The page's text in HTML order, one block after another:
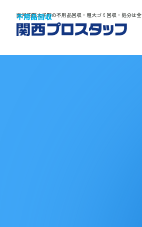
南河内郡太子町の不用品回収・粗大ゴミ回収・処分は